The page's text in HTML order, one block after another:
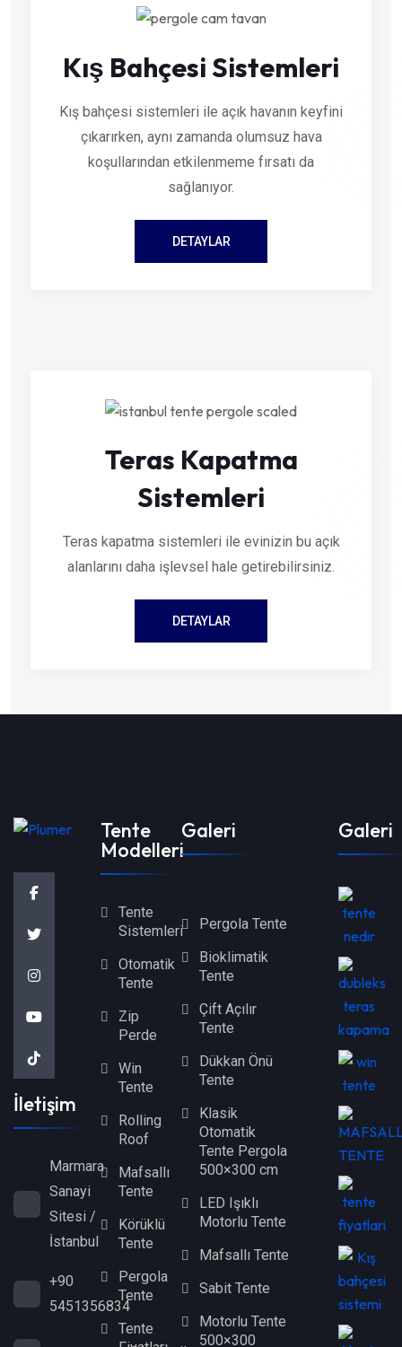
Kış Bahçesi Sistemleri
Kış bahçesi sistemleri ile açık havanın keyfini
çıkarırken, aynı zamanda olumsuz hava
koşullarından etkilenmeme fırsatı da
sağlanıyor.
DETAYLAR
Teras Kapatma
Sistemleri
Teras kapatma sistemleri ile evinizin bu açık
alanlarını daha işlevsel hale getirebilirsiniz.
DETAYLAR
İletişim
Marmara
Sanayi
Sitesi /
İstanbul
+90
5451356834
Tente
Modelleri
Tente
Sistemleri
Otomatik
Tente
Zip
Perde
Win
Tente
Rolling
Roof
Mafsallı
Tente
Körüklü
Tente
Pergola
Tente
Tente
Galeri
Pergola Tente
Bioklimatik
Tente
Çift Açılır
Tente
Dükkan Önü
Tente
Klasik
Otomatik
Tente Pergola
500×300 cm
LED Işıklı
Motorlu Tente
Mafsallı Tente
Sabit Tente
Motorlu Tente
500×300
Galeri